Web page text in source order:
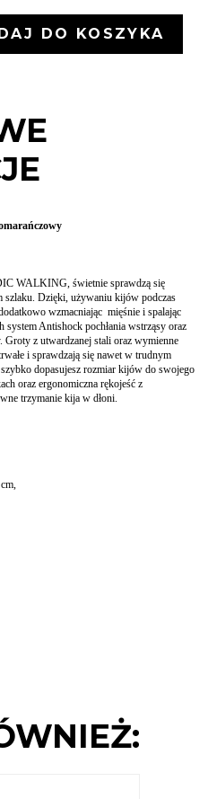
DO KOSZYKA
WALKING, świetnie sprawdzą się
szlaku. Dzięki, używaniu kijów podczas
wzmacniając mięśnie i spalając
Antishock pochłania wstrząsy oraz
Groty z utwardzanej stali oraz wymienne
i sprawdzają się nawet w trudnym
dopasujesz rozmiar kijów do swojego
oraz ergonomiczna rękojeść z
trzymanie kija w dłoni.